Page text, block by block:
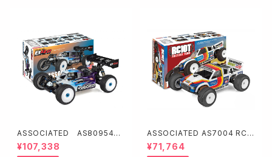
ASSOCIATED AS80954
RC8B4.2 TEAM KIT 【GPバギ
ー】
¥107,338
ASSOCIATED AS7004 RC1
0T Factory Team Kit
¥71,764